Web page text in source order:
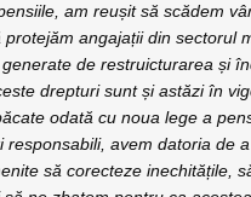
am reușit să scădem
protejăm angajații din sectorul
de restruicturarea și
drepturi sunt și astăzi în
odată cu noua lege a
responsabili, avem datoria de
să corecteze inechitățile,